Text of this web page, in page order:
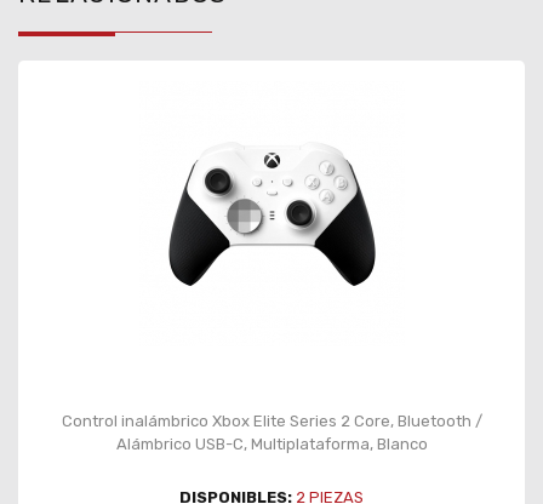
Control inalámbrico Xbox Elite Series 2 Core, Bluetooth /
Alámbrico USB-C, Multiplataforma, Blanco
DISPONIBLES: 2 PIEZAS